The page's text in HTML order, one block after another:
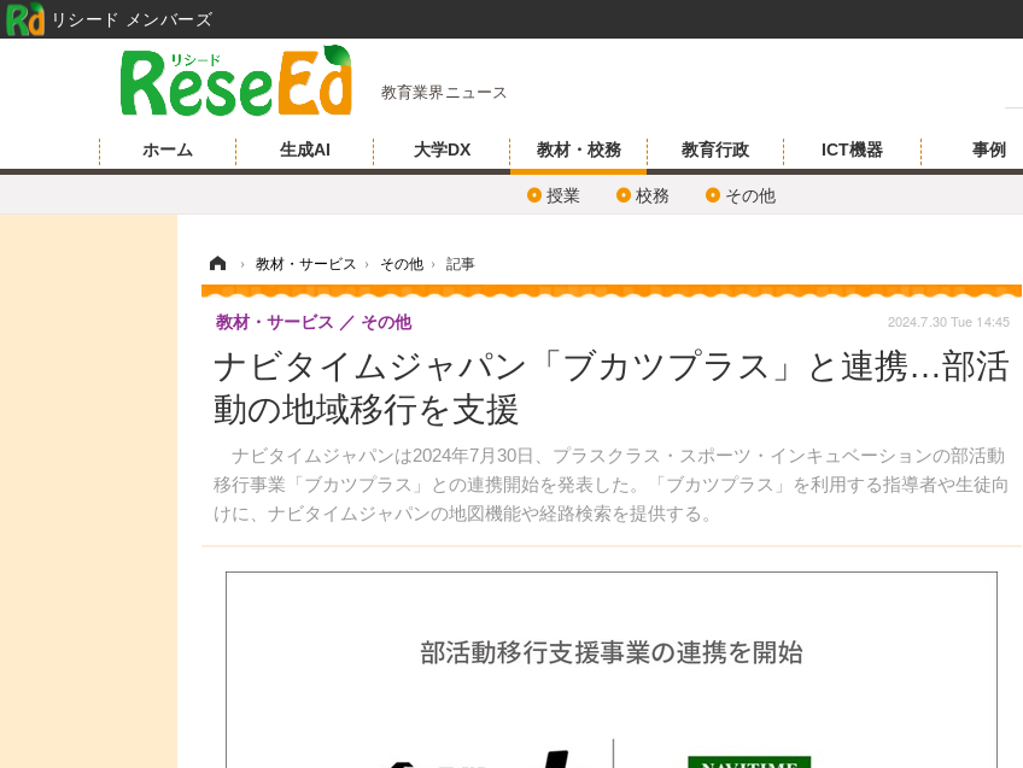
教育業界ニュース
ホーム 生成AI 大学DX 教材・校務
授業 校務 その他
教育行政 ICT機器 事例
› 教材・サービス › その他 › 記事
ナビタイムジャパン「ブカツプラス」と連携…部活
動の地域移行を支援
ナビタイムジャパンは2024年7月30日、プラスクラス・スポーツ・インキュベーションの部活動
移行事業「ブカツプラス」との連携開始を発表した。「ブカツプラス」を利用する指導者や生徒向
けに、ナビタイムジャパンの地図機能や経路検索を提供する。
教材・サービス その他 2024.7.30 Tue 14:45
リシード メンバーズ